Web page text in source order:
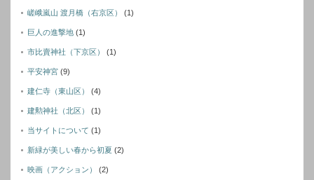
嵯峨嵐山 渡月橋（右京区） (1)
巨人の進撃地 (1)
市比賣神社（下京区） (1)
平安神宮 (9)
建仁寺（東山区） (4)
建勲神社（北区） (1)
当サイトについて (1)
新緑が美しい春から初夏 (2)
映画（アクション） (2)